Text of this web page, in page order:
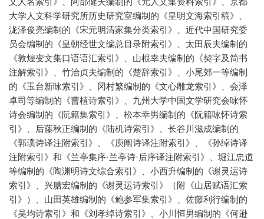
大学人文科学研究所历史研究室编制的《皇明文海索引稿》、
泷泽俊亮编制的《宋元明清家集分类索引》、近代中国研究委
员会编制的《皇朝经世文编总目录附索引》、太田辰夫编制的
《敦煌变文集口语语汇索引》、山根幸夫编制的《契字及简书
注解索引》、竹治贞夫编制的《楚辞索引》、小尾郊一等编制
的《玉台新咏索引》、冈村繁编制的《文心雕龙索引》、会泽
卓司等编制的《曹植诗索引》、九州大学中国文学研究会咏怀
诗会编制的《阮籍集索引》、松本幸男编制的《阮籍咏怀诗索
引》、后藤秋正编制的《陆机诗索引》、长谷川滋成编制的
《郭璞诗译注附索引》、《庾阐诗译注附索引》、《孙绰诗译
注附索引》和《兰亭集序·兰亭诗·后序译注附索引》、堀江忠道
等编制的《陶渊明诗文综合索引》、小西升编制的《谢灵运诗
索引》、兴膳宏编制的《谢灵运诗索引》（附《山居赋语汇索
引》）、山田英雄编制的《鲍参军集索引》、佐藤利行编制的
《吴均诗索引》和《刘孝绰诗索引》、小川恒男编制的《何逊